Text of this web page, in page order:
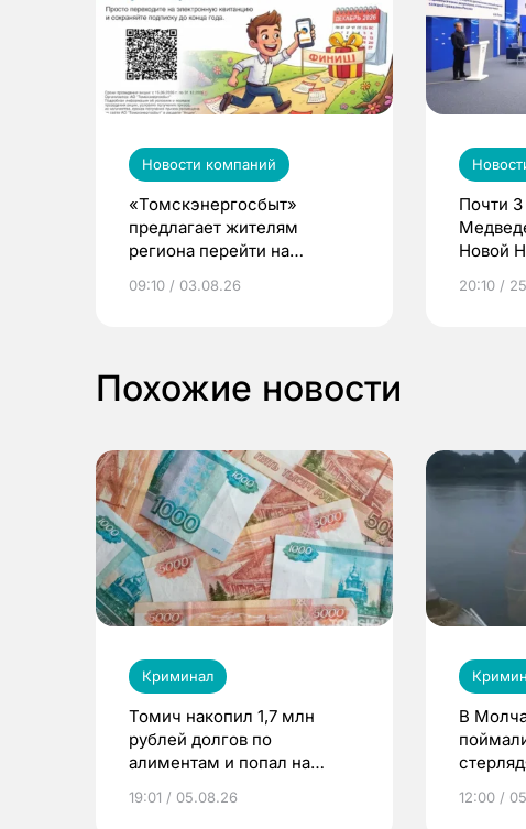
Новости компаний
«Томскэнергосбыт»
предлагает жителям
региона перейти на
выиграть призы
09:10 / 03.08.26
Почти
Новой
20:10 /
Похожие новости
Криминал
Томич накопил 1,7 млн
рублей долгов по
алиментам и попал на
19:01 / 05.08.26
В
12:00 /